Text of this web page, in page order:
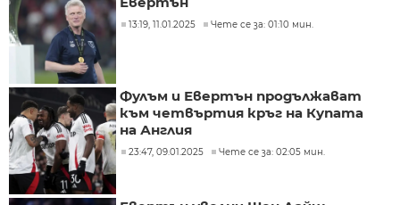
13:19, 11.01.2025 Чете се за: 01:10 мин.
Фулъм и Евертън продължават
към четвъртия кръг на Купата
на Англия
23:47, 09.01.2025 Чете се за: 02:05 мин.